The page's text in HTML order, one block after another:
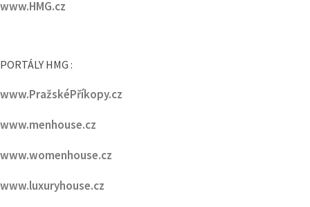
www.HMG.cz
PORTÁLY HMG :
www.PražskéPříkopy.cz
www.menhouse.cz
www.womenhouse.cz
www.luxuryhouse.cz